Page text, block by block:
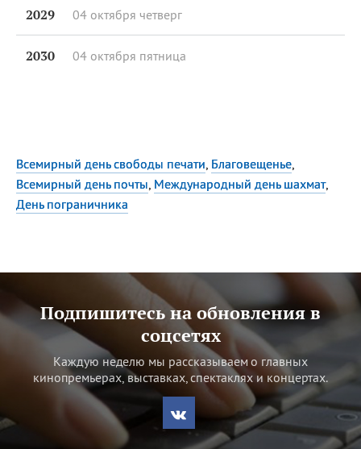
2029 04 октября четверг
2030 04 октября пятница
Всемирный день свободы печати Благовещенье
Всемирный день почты Международный день шахмат,
День пограничника
Подпишитесь на обновления в
соцсетях
Каждую неделю мы рассказываем о главных
кинопремьерах, выставках, спектаклях и концертах.